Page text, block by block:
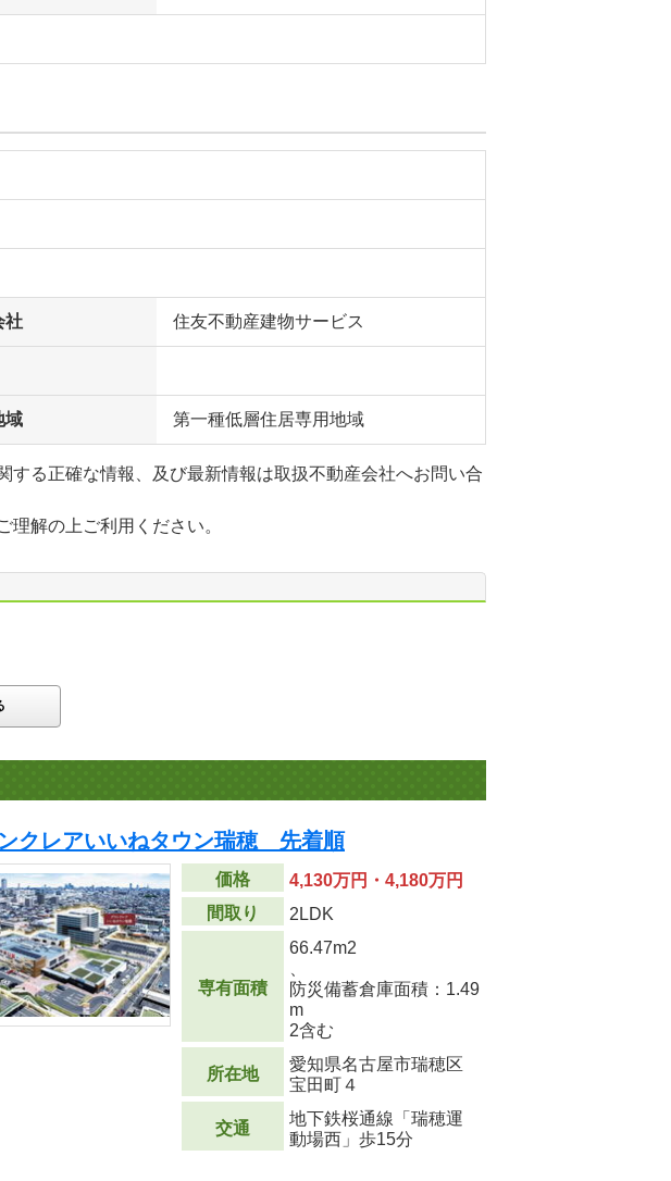
社 住友不動産建物サービス
域 第一種低層住居専用地域
する正確な情報、及び最新情報は取扱不動産会社へお問い合
解の上ご利用ください。
クレアいいねタウン瑞穂 先着順
価格
4,130万円・4,180万円
間取り
2LDK
専有面積
66.47m2
防災備蓄倉庫面積：1.49
m
2含む
所在地
愛知県名古屋市瑞穂区
宝田町４
交通
地下鉄桜通線「瑞穂運
動場西」歩15分